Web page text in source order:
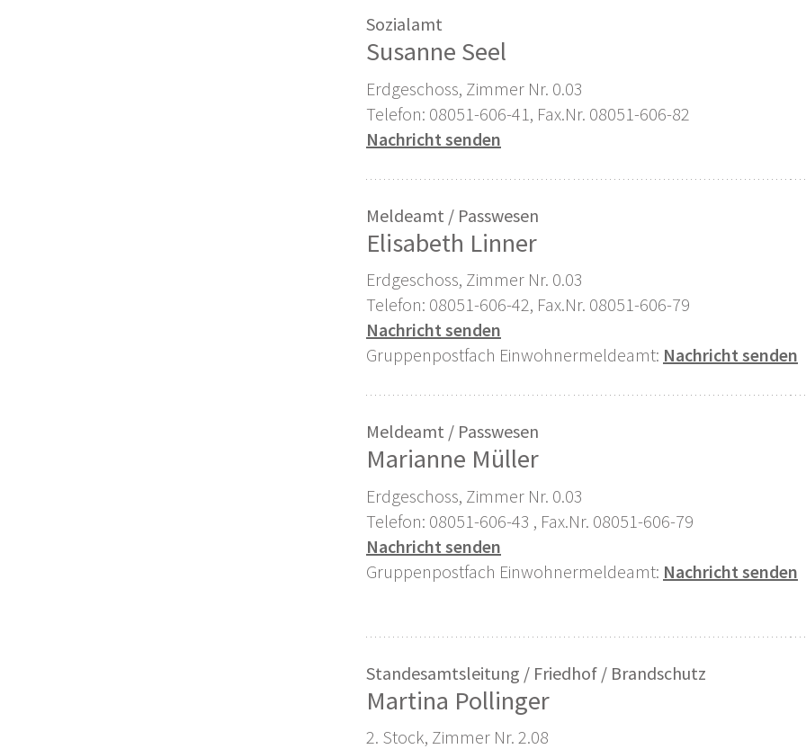
Sozialamt
Susanne Seel
Erdgeschoss, Zimmer Nr. 0.03
Telefon: 08051-606-41, Fax.Nr. 08051-606-82
Nachricht senden
Meldeamt / Passwesen
Elisabeth Linner
Erdgeschoss, Zimmer Nr. 0.03
Telefon: 08051-606-42, Fax.Nr. 08051-606-79
Nachricht senden
Gruppenpostfach Einwohnermeldeamt: Nachricht senden
Meldeamt / Passwesen
Marianne Müller
Erdgeschoss, Zimmer Nr. 0.03
Telefon: 08051-606-43 , Fax.Nr. 08051-606-79
Nachricht senden
Gruppenpostfach Einwohnermeldeamt: Nachricht senden
Standesamtsleitung / Friedhof / Brandschutz
Martina Pollinger
2. Stock, Zimmer Nr. 2.08